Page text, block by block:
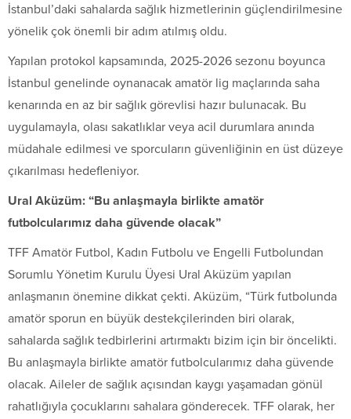
İstanbul’daki sahalarda sağlık hizmetlerinin güçlendirilmesine
yönelik çok önemli bir adım atılmış oldu.
Yapılan protokol kapsamında, 2025-2026 sezonu boyunca
İstanbul genelinde oynanacak amatör lig maçlarında saha
kenarında en az bir sağlık görevlisi hazır bulunacak. Bu
uygulamayla, olası sakatlıklar veya acil durumlara anında
müdahale edilmesi ve sporcuların güvenliğinin en üst düzeye
çıkarılması hedefleniyor.
Ural Aküzüm: “Bu anlaşmayla birlikte amatör
futbolcularımız daha güvende olacak”
TFF Amatör Futbol, Kadın Futbolu ve Engelli Futbolundan
Sorumlu Yönetim Kurulu Üyesi Ural Aküzüm yapılan
anlaşmanın önemine dikkat çekti. Aküzüm, “Türk futbolunda
amatör sporun en büyük destekçilerinden biri olarak,
sahalarda sağlık tedbirlerini artırmaktı bizim için bir öncelikti.
Bu anlaşmayla birlikte amatör futbolcularımız daha güvende
olacak. Aileler de sağlık açısından kaygı yaşamadan gönül
rahatlığıyla çocuklarını sahalara gönderecek. TFF olarak, her